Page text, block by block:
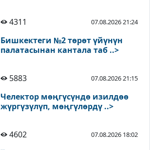
4311 07.08.2026 21:24
Бишкектеги №2 төрөт үйүнүн
палатасынан кантала таб ..>
5883 07.08.2026 21:15
Челектор мөңгүсүндө изилдөө
жүргүзүлүп, мөңгүлөрдү ..>
4602 07.08.2026 18:02